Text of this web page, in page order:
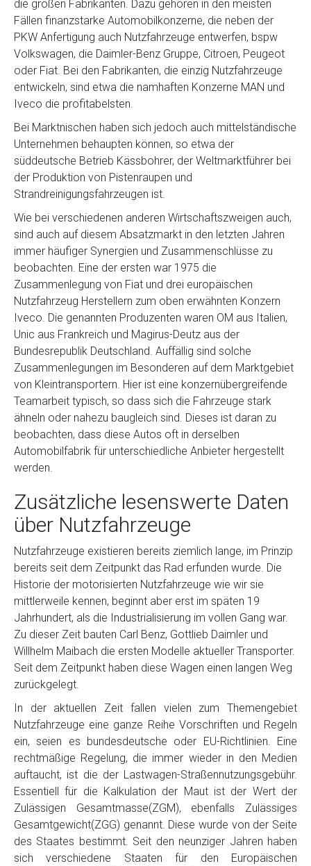
die großen Fabrikanten. Dazu gehören in den meisten
Fällen finanzstarke Automobilkonzerne, die neben der
PKW Anfertigung auch Nutzfahrzeuge entwerfen, bspw
Volkswagen, die Daimler-Benz Gruppe, Citroen, Peugeot
oder Fiat. Bei den Fabrikanten, die einzig Nutzfahrzeuge
entwickeln, sind etwa die namhaften Konzerne MAN und
Iveco die profitabelsten.
Bei Marktnischen haben sich jedoch auch mittelständische
Unternehmen behaupten können, so etwa der
süddeutsche Betrieb Kässbohrer, der Weltmarktführer bei
der Produktion von Pistenraupen und
Strandreinigungsfahrzeugen ist.
Wie bei verschiedenen anderen Wirtschaftszweigen auch,
sind auch auf diesem Absatzmarkt in den letzten Jahren
immer häufiger Synergien und Zusammenschlüsse zu
beobachten. Eine der ersten war 1975 die
Zusammenlegung von Fiat und drei europäischen
Nutzfahrzeug Herstellern zum oben erwähnten Konzern
Iveco. Die genannten Produzenten waren OM aus Italien,
Unic aus Frankreich und Magirus-Deutz aus der
Bundesrepublik Deutschland. Auffällig sind solche
Zusammenlegungen im Besonderen auf dem Marktgebiet
von Kleintransportern. Hier ist eine konzernübergreifende
Teamarbeit typisch, so dass sich die Fahrzeuge stark
ähneln oder nahezu baugleich sind. Dieses ist daran zu
beobachten, dass diese Autos oft in derselben
Automobilfabrik für unterschiedliche Anbieter hergestellt
werden.
Zusätzliche lesenswerte Daten
über Nutzfahrzeuge
Nutzfahrzeuge existieren bereits ziemlich lange, im Prinzip
bereits seit dem Zeitpunkt das Rad erfunden wurde. Die
Historie der motorisierten Nutzfahrzeuge wie wir sie
mittlerweile kennen, beginnt aber erst im späten 19
Jahrhundert, als die Industrialisierung im vollen Gang war.
Zu dieser Zeit bauten Carl Benz, Gottlieb Daimler und
Willhelm Maibach die ersten Modelle aktueller Transporter.
Seit dem Zeitpunkt haben diese Wagen einen langen Weg
zurückgelegt.
In der aktuellen Zeit fallen vielen zum Themengebiet
Nutzfahrzeuge eine ganze Reihe Vorschriften und Regeln
ein, seien es bundesdeutsche oder EU-Richtlinien. Eine
rechtmäßige Regelung, die immer wieder in den Medien
auftaucht, ist die der Lastwagen-Straßennutzungsgebühr.
Essentiell für die Kalkulation der Maut ist der Wert der
Zulässigen Gesamtmasse(ZGM), ebenfalls Zulässiges
Gesamtgewicht(ZGG) genannt. Diese wurde von der Seite
des Staates bestimmt. Seit den neunziger Jahren haben
sich verschiedene Staaten für den Europäischen